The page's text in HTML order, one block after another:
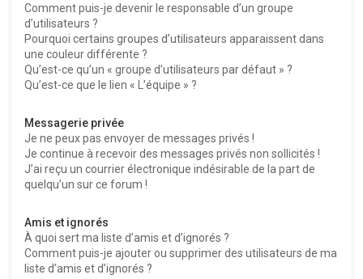
Comment puis-je devenir le responsable d’un groupe
d’utilisateurs ?
Pourquoi certains groupes d’utilisateurs apparaissent dans
une couleur différente ?
Qu’est-ce qu’un « groupe d’utilisateurs par défaut » ?
Qu’est-ce que le lien « L’équipe » ?
Messagerie privée
Je ne peux pas envoyer de messages privés !
Je continue à recevoir des messages privés non sollicités !
J’ai reçu un courrier électronique indésirable de la part de
quelqu’un sur ce forum !
Amis et ignorés
À quoi sert ma liste d’amis et d’ignorés ?
Comment puis-je ajouter ou supprimer des utilisateurs de ma
liste d’amis et d’ignorés ?